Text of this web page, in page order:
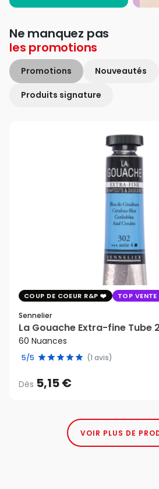
Ne manquez pas
les promotions
Promotions Nouveautés
Produits signature
COUP DE COEUR R&P TOP VENTE
Sennelier
La Gouache Extra-fine Tube
60 Nuances
5/5 (1 avis)
Dès 5,15 €
VOIR PLUS DE